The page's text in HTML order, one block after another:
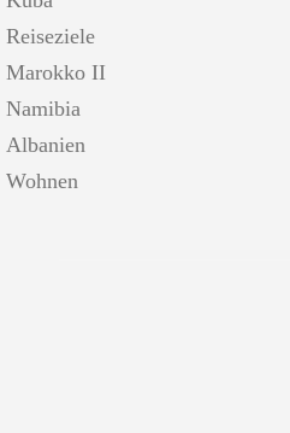
Reiseziele
Marokko II
Namibia
Albanien
Wohnen